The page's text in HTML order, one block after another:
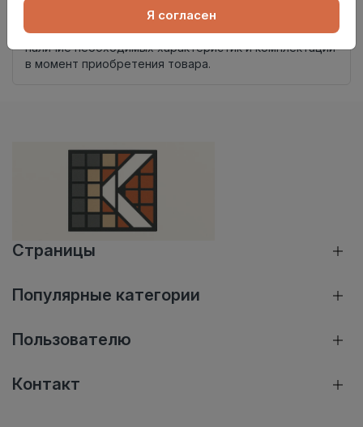
Внимание! Внешний вид товара может отличаться от
представленного на настоящем сайте. Проверяйте
наличие необходимых характеристик и комплектации
в момент приобретения товара.
Страницы
Популярные категории
Пользователю
Контакт
Я согласен